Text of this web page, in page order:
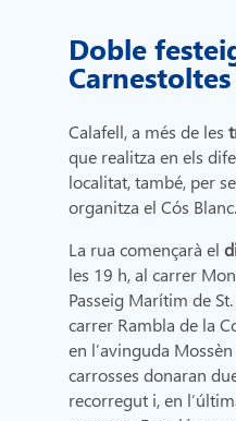
Doble
Calafell, a més de les
que realitza en els
localitat, també, per
organitza el Cós Blanc.
La rua començarà el
les 19 h, al carrer
Passeig Marítim de
carrer Rambla de la
en l’avinguda
carrosses donaran
recorregut i, en